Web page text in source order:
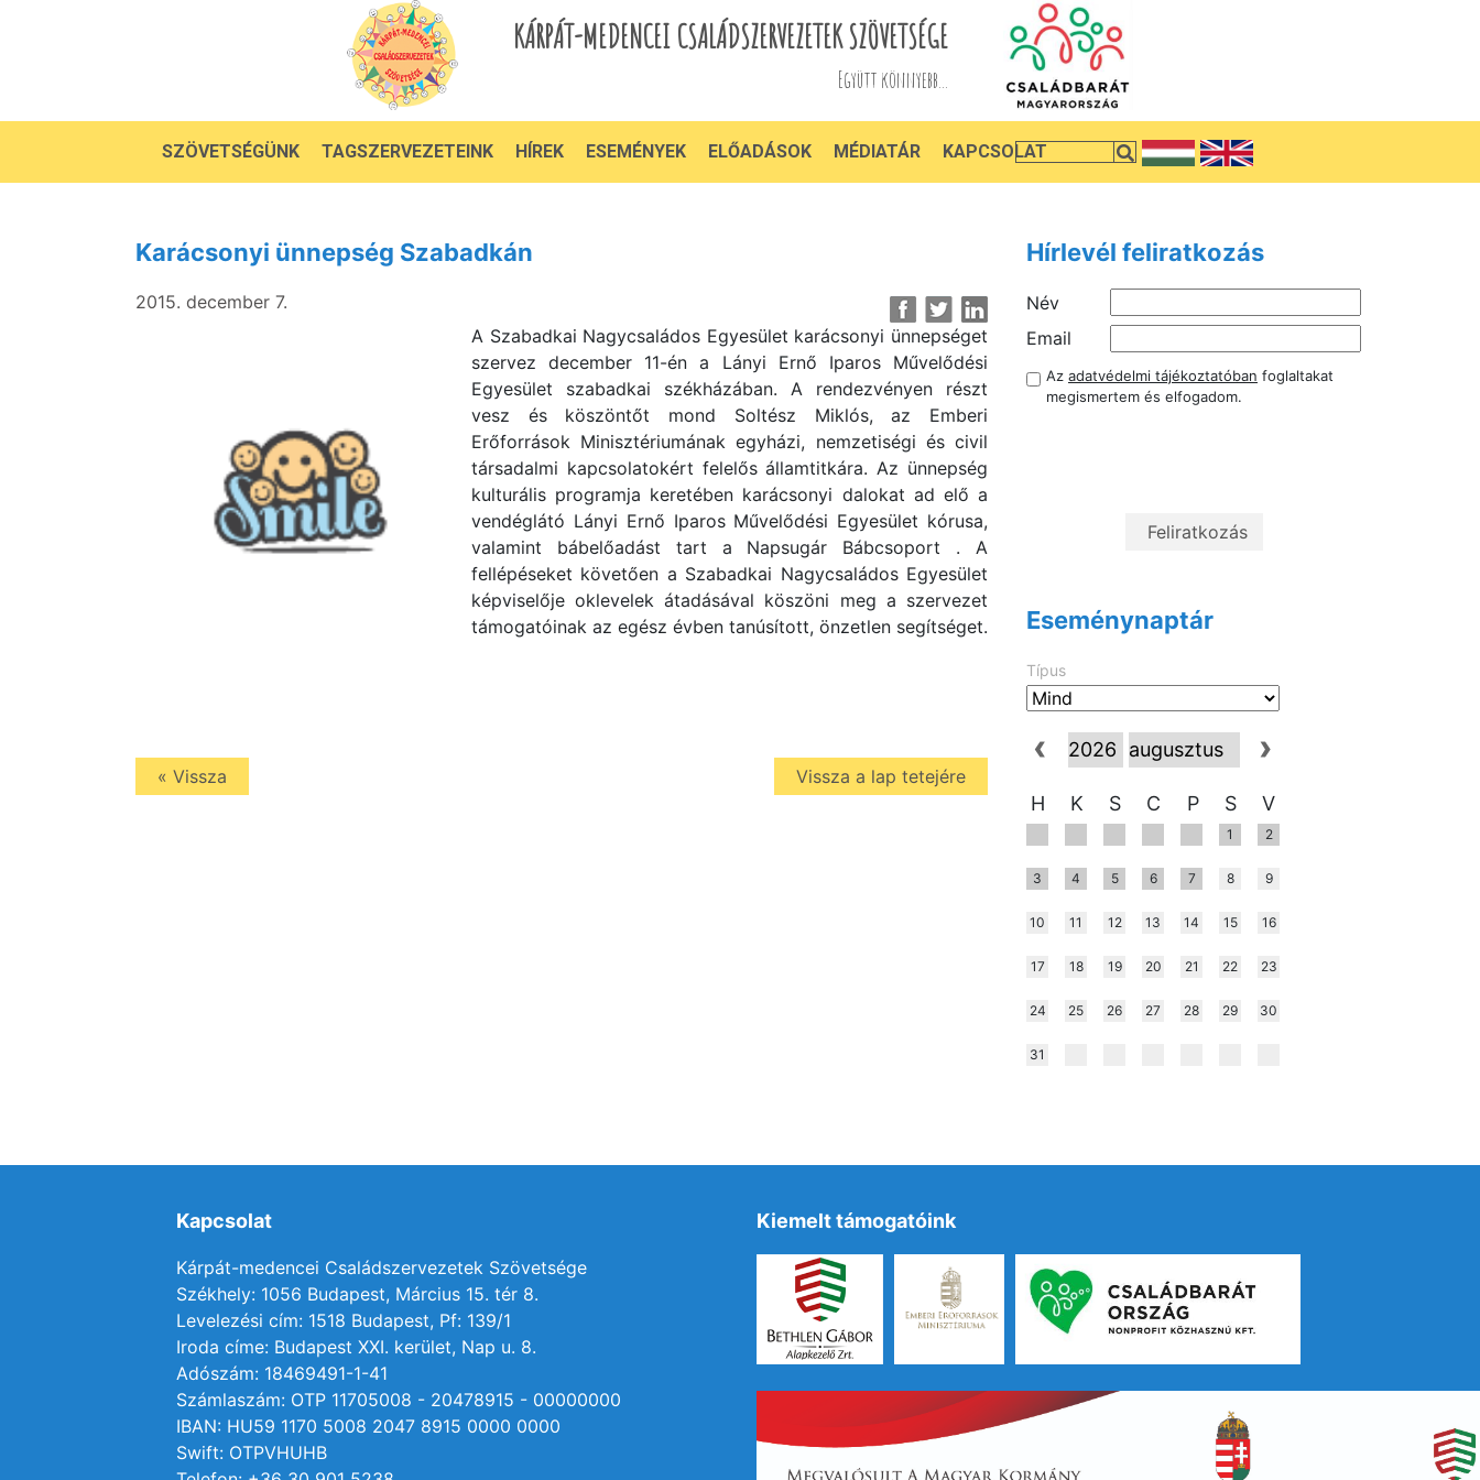
KÁRPÁT-MEDENCEI CSALÁDSZERVEZETEK SZÖVETSÉGE
Együtt könnyebb...
SZÖVETSÉGÜNK TAGSZERVEZETEINK HÍREK ESEMÉNYEK ELŐADÁSOK MÉDIATÁR KAPCSOLAT
Karácsonyi ünnepség Szabadkán
2015. december 7.
A Szabadkai Nagycsaládos Egyesület karácsonyi ünnepséget
szervez december 11-én a Lányi Ernő Iparos Művelődési
Egyesület szabadkai székházában. A rendezvényen részt
vesz és köszöntőt mond Soltész Miklós, az Emberi
Erőforrások Minisztériumának egyházi, nemzetiségi és civil
társadalmi kapcsolatokért felelős államtitkára. Az ünnepség
kulturális programja keretében karácsonyi dalokat ad elő a
vendéglátó Lányi Ernő Iparos Művelődési Egyesület kórusa,
valamint bábelőadást tart a Napsugár Bábcsoport . A
fellépéseket követően a Szabadkai Nagycsaládos Egyesület
képviselője oklevelek átadásával köszöni meg a szervezet
támogatóinak az egész évben tanúsított, önzetlen segítséget.
« Vissza Vissza a lap tetejére
Hírlevél feliratkozás
Név
Email
Az adatvédelmi tájékoztatóban foglaltakat
megismertem és elfogadom.
Eseménynaptár
Típus
H K S C P S V
1 2
3 4 5 6 7 8 9
10 11 12 13 14 15 16
17 18 19 20 21 22 23
24 25 26 27 28 29 30
31
Kapcsolat
Kárpát-medencei Családszervezetek Szövetsége
Székhely: 1056 Budapest, Március 15. tér 8.
Levelezési cím: 1518 Budapest, Pf: 139/1
Iroda címe: Budapest XXI. kerület, Nap u. 8.
Adószám: 18469491-1-41
Számlaszám: OTP 11705008 - 20478915 - 00000000
IBAN: HU59 1170 5008 2047 8915 0000 0000
Swift: OTPVHUHB
Kiemelt támogatóink